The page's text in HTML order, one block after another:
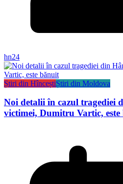
hn24
Știri din HînceștiȘtiri din Moldova
Noi detalii în cazul tragediei
victimei, Dumitru Vartic,